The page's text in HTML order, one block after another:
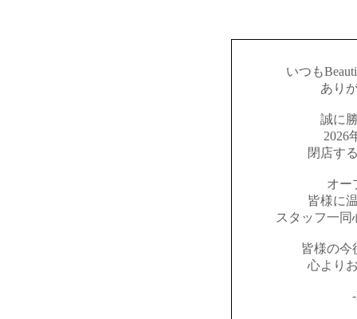
いつも
あり
誠に
2026
閉店す
オー
皆様に
スタッフ一
皆様の今
心より